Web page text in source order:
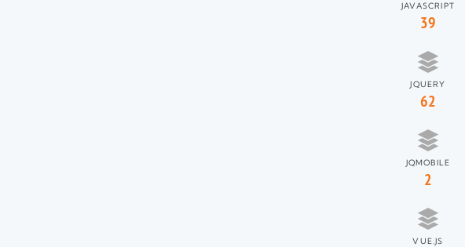
JAVASCRIPT
39
JQUERY
62
JQMOBILE
2
VUE.JS